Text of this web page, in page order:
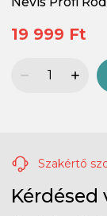
19 999 Ft
Szakértő
Kérdésed